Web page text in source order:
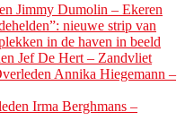
Jimmy Dumolin – Ekeren
nieuwe strip van
in de haven in beeld
Jef De Hert – Zandvliet
Annika Hiegemann –
Irma Berghmans –